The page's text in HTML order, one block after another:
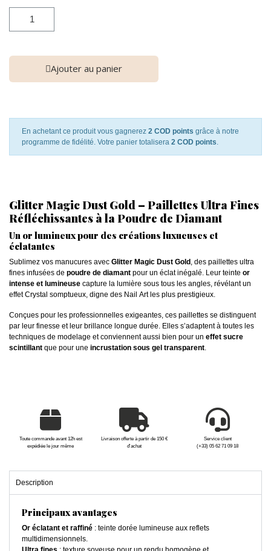
Ajouter au panier
En achetant ce produit vous gagnerez 2 COD points grâce à notre
programme de fidélité. Votre panier totalisera 2 COD points.
Glitter Magic Dust Gold – Paillettes Ultra Fines
Réfléchissantes à la Poudre de Diamant
Un or lumineux pour des créations luxueuses et
éclatantes
Sublimez vos manucures avec Glitter Magic Dust Gold , des paillettes ultra
fines infusées de poudre de diamant pour un éclat inégalé. Leur teinte or
intense et lumineuse capture la lumière sous tous les angles, révélant un
effet Crystal somptueux, digne des Nail Art les plus prestigieux.
Conçues pour les professionnelles exigeantes, ces paillettes se distinguent
par leur finesse et leur brillance longue durée. Elles s’adaptent à toutes les
techniques de modelage et conviennent aussi bien pour un effet sucre
scintillant que pour une incrustation sous gel transparent.
Toute commande avant 12h est
expédiée le jour même
Livraison offerte à partir de 150 €
d'achat
Service client
(+33) 05 62 71 09 18
Description
Principaux avantages
Or éclatant et raffiné : teinte dorée lumineuse aux reflets
multidimensionnels.